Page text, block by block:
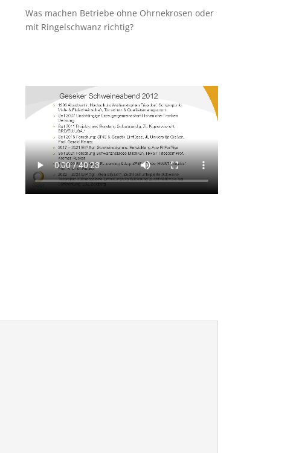
Was machen Betriebe ohne Ohrnekrosen oder
mit Ringelschwanz richtig?